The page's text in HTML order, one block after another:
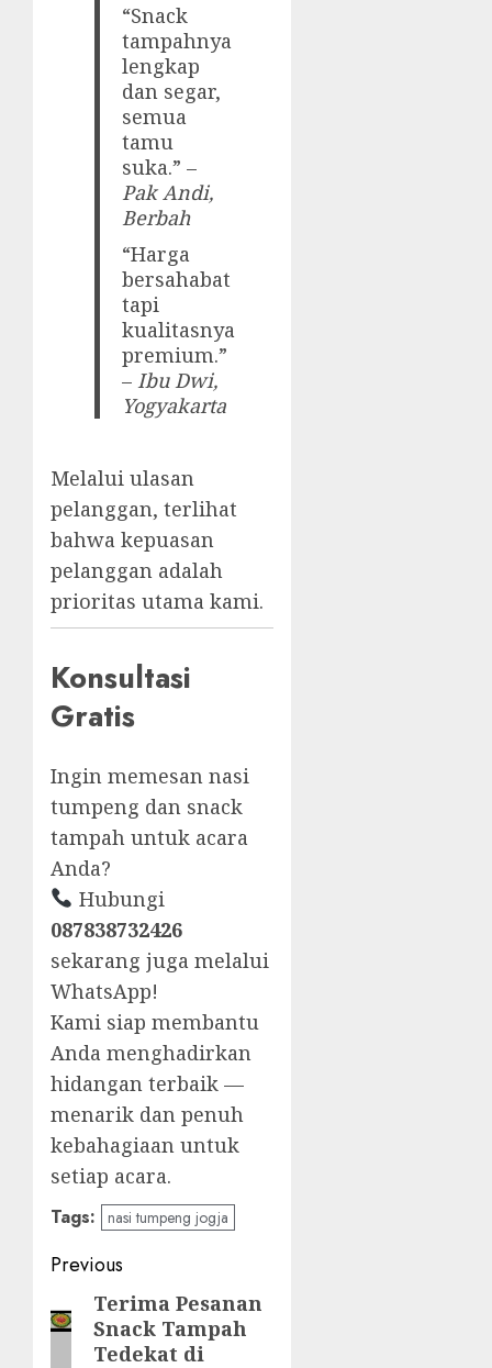
“Snack
tampahnya
lengkap
dan segar,
semua
tamu
suka.” –
Pak Andi,
Berbah
“Harga
bersahabat
tapi
kualitasnya
premium.”
– Ibu Dwi,
Yogyakarta
Melalui ulasan
pelanggan, terlihat
bahwa kepuasan
pelanggan adalah
prioritas utama kami.
Konsultasi
Gratis
Ingin memesan nasi
tumpeng dan snack
tampah untuk acara
Anda?
Hubungi
087838732426
sekarang juga melalui
WhatsApp!
Kami siap membantu
Anda menghadirkan
hidangan terbaik —
menarik dan penuh
kebahagiaan untuk
setiap acara.
Tags: nasi tumpeng jogja
Post
navigation
Previous
Previous
post:
Terima Pesanan
Snack Tampah
Tedekat di